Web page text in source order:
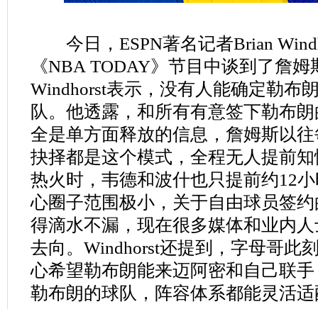
今日，ESPN著名记者Brian
《NBA TODAY》节目中谈到了詹
Windhorst表示，没有人能确定勒布
队。他透露，和所有有意签下勒布
全是单方面释放的信息，詹姆斯以
抉择都是这个模式，全程无人提前
热火时，韦德和波什也只提前约12
心圈子范围极小，关于自由球员签
得滴水不漏，现在很多媒体和业内
去向。Windhorst还提到，字母哥此
心希望勒布朗能来迈阿密和自己联
勒布朗的球队，阵容体系都能灵活